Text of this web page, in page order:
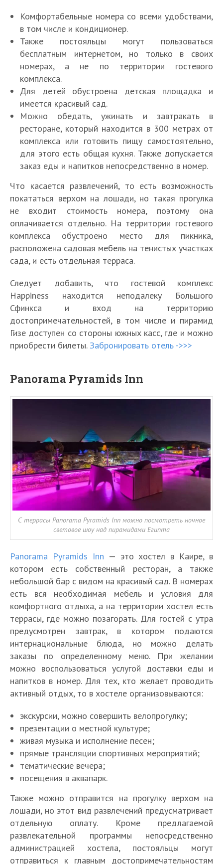
Комфортабельные номера со всеми удобствами,
в том числе и кондиционер.
Также постояльцы могут пользоваться
бесплатным интернетом, но только в своих
номерах, а не по территории гостевого
комплекса.
Для детей обустроена детская площадка и
имеется красивый сад.
Можно обедать, ужинать и завтракать в
ресторане, который находится в 300 метрах от
комплекса или готовить пищу самостоятельно,
для этого есть общая кухня. Также допускается
заказ еды и напитков непосредственно в номер.
Что касается развлечений, то есть возможность
покататься верхом на лошади, но такая прогулка
не входит стоимость номера, поэтому она
оплачивается отдельно. На территории гостевого
комплекса обустроено место для пикника,
расположена садовая мебель на тенистых участках
сада, и есть отдельная терраса.
Следует добавить, что гостевой комплекс
Happiness находится неподалеку Большого
Сфинкса и вход на территорию
достопримечательностей, в том числе и пирамид
Гизе доступен со стороны южных касс, где и можно
приобрести билеты. Забронировать отель ->>>
Panorama Pyramids Inn
С террасы Panorama Pyramids Inn можно посмотреть ночное
световое шоу над пирамидами Египта
Panorama Pyramids Inn — это хостел в Каире, в
котором есть собственный ресторан, а также
небольшой бар с видом на красивый сад. В номерах
есть вся необходимая мебель и условия для
комфортного отдыха, а на территории хостел есть
террасы, где можно позагорать. Для гостей с утра
предусмотрен завтрак, в котором подаются
интернациональные блюда, но можно делать
заказы по определенному меню. При желании
можно воспользоваться услугой доставки еды и
напитков в номер. Для тех, кто желает проводить
активный отдых, то в хостеле организовываются:
экскурсии, можно совершить велопрогулку;
презентации о местной культуре;
живая музыка и исполнение песен;
прямые трансляции спортивных мероприятий;
тематические вечера;
посещения в аквапарк.
Также можно отправится на прогулку верхом на
лошади, но этот вид развлечений предусматривает
отдельную оплату. Кроме предлагаемой
развлекательной программы непосредственно
администрацией хостела, постояльцы могут
отправиться к главным достопримечательностям